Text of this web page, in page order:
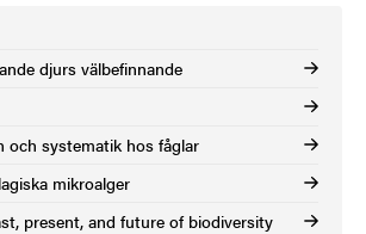
djurs välbefinnande
och systematik hos fåglar
mikroalger
present, and future of biodiversity